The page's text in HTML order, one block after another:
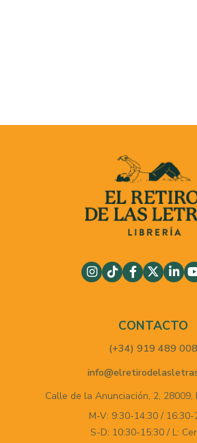
CONTACTO
(+34) 919 489 008
Calle de la Anunciación, 2, 28009,
M-V: 9:30-14:30 / 16:30-
S-D: 10:30-15:30 / L: